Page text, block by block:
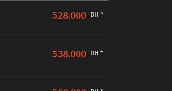
528.000 DH *
538.000 DH *